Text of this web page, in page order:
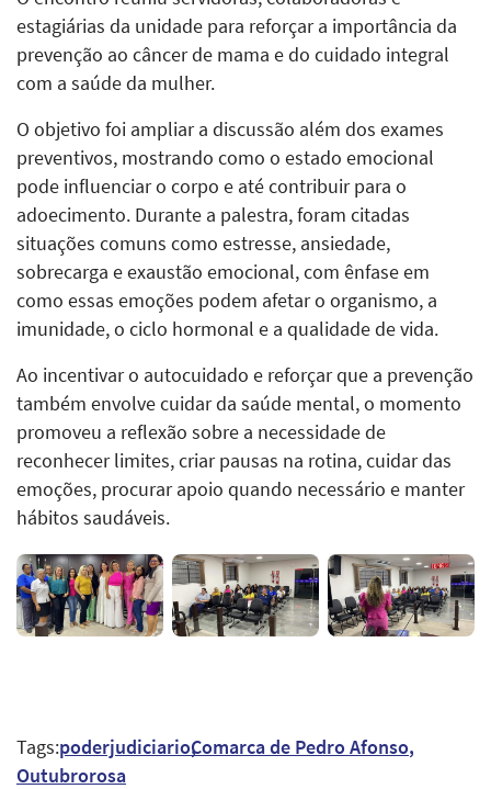
estagiárias da unidade para reforçar a importância da
prevenção ao câncer de mama e do cuidado integral
com a saúde da mulher.
O objetivo foi ampliar a discussão além dos exames
preventivos, mostrando como o estado emocional
pode influenciar o corpo e até contribuir para o
adoecimento. Durante a palestra, foram citadas
situações comuns como estresse, ansiedade,
sobrecarga e exaustão emocional, com ênfase em
como essas emoções podem afetar o organismo, a
imunidade, o ciclo hormonal e a qualidade de vida.
Ao incentivar o autocuidado e reforçar que a prevenção
também envolve cuidar da saúde mental, o momento
promoveu a reflexão sobre a necessidade de
reconhecer limites, criar pausas na rotina, cuidar das
emoções, procurar apoio quando necessário e manter
hábitos saudáveis.
Tags:poderjudiciarioComarca de Pedro Afonso
Outubrorosa